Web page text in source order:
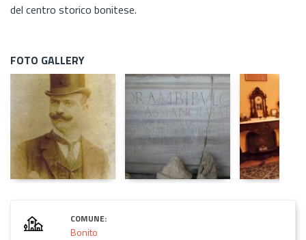
del centro storico bonitese.
FOTO GALLERY
COMUNE:
Bonito